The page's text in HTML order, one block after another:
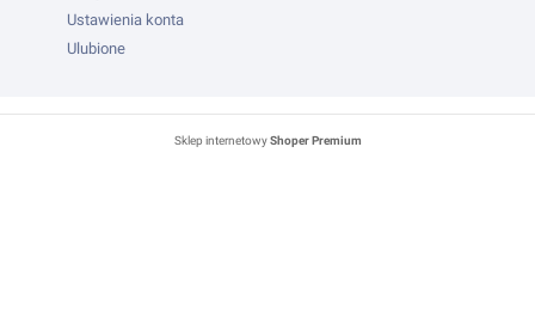
Ustawienia konta
Ulubione
Sklep internetowyShoper Premium